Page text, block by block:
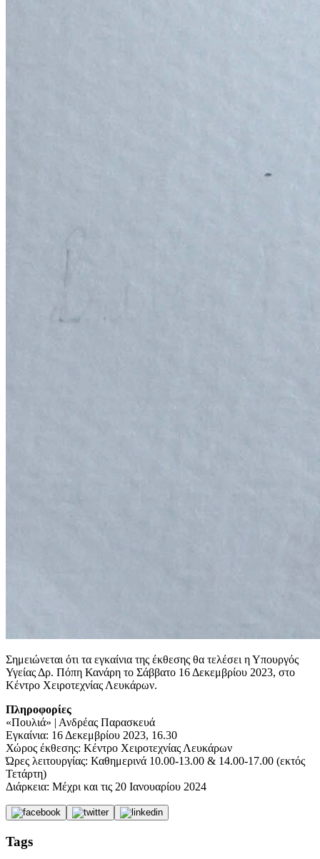
Σημειώνεται ότι τα εγκαίνια της έκθεσης θα τελέσει η Υπουργός
Υγείας Δρ. Πόπη Κανάρη το Σάββατο 16 Δεκεμβρίου 2023, στο
Κέντρο Χειροτεχνίας Λευκάρων.
Πληροφορίες
«Πουλιά» | Ανδρέας Παρασκευά
Εγκαίνια: 16 Δεκεμβρίου 2023, 16.30
Χώρος έκθεσης: Κέντρο Χειροτεχνίας Λευκάρων
Ώρες λειτουργίας: Καθημερινά 10.00-13.00 & 14.00-17.00 (εκτός
Τετάρτη)
Διάρκεια: Μέχρι και τις 20 Ιανουαρίου 2024
Tags